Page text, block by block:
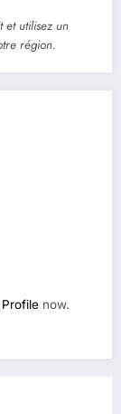
et utilisez un
région.
now.